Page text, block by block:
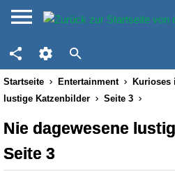
Startseite Entertainment Kurioses
lustige Katzenbilder
Seite 3
Nie dagewesene
Seite 3